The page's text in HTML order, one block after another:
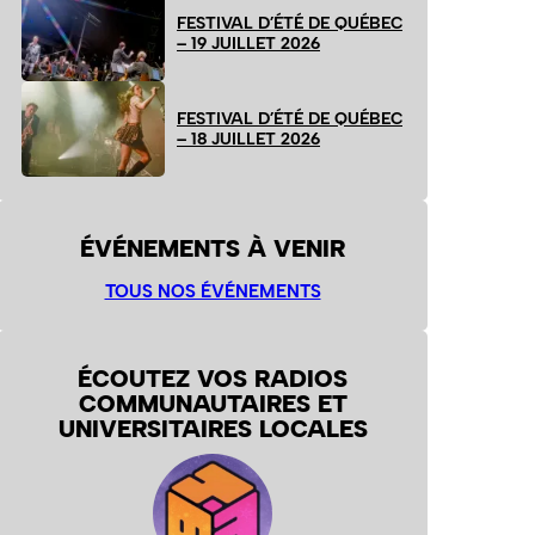
FESTIVAL D’ÉTÉ DE QUÉBEC
– 19 JUILLET 2026
FESTIVAL D’ÉTÉ DE QUÉBEC
– 18 JUILLET 2026
ÉVÉNEMENTS À VENIR
TOUS NOS ÉVÉNEMENTS
ÉCOUTEZ VOS RADIOS
COMMUNAUTAIRES ET
UNIVERSITAIRES LOCALES